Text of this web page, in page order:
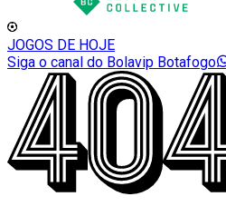
JOGOS DE HOJE
Siga o canal do Bolavip Botafogo